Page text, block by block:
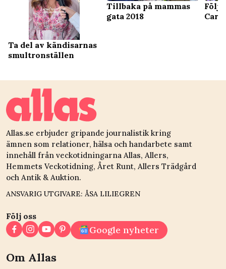
Ta del av kändisarnas
smultronställen
Tillbaka på mammas
gata 2018
Följ
Allas.se erbjuder gripande journalistik kring
ämnen som relationer, hälsa och handarbete samt
innehåll från veckotidningarna Allas, Allers,
Hemmets Veckotidning, Året Runt, Allers Trädgård
och Antik & Auktion.
ANSVARIG UTGIVARE: ÅSA LILIEGREN
Följ oss
Google nyheter
Om Allas